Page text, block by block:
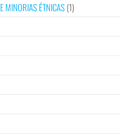
MINORIAS ÉTNICAS(1)